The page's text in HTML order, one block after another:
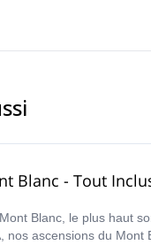
Blanc - Tout
Blanc, le plus haut
nos ascensions du